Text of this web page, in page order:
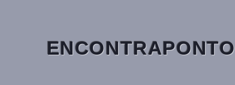
ENCONTRAPONTO